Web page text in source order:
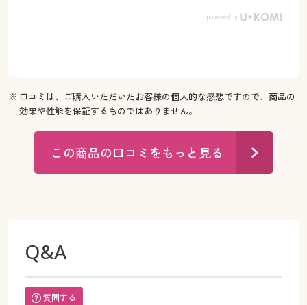
※ 口コミは、ご購入いただいたお客様の個人的な感想ですので、商品の
効果や性能を保証するものではありません。
この商品の口コミをもっと見る
Q&A
質問する